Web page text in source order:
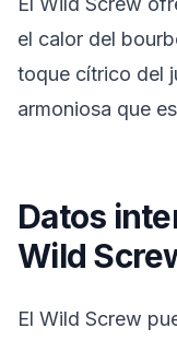
el calor del
toque cítrico del
armoniosa que
Datos
Wild
El Wild Screw